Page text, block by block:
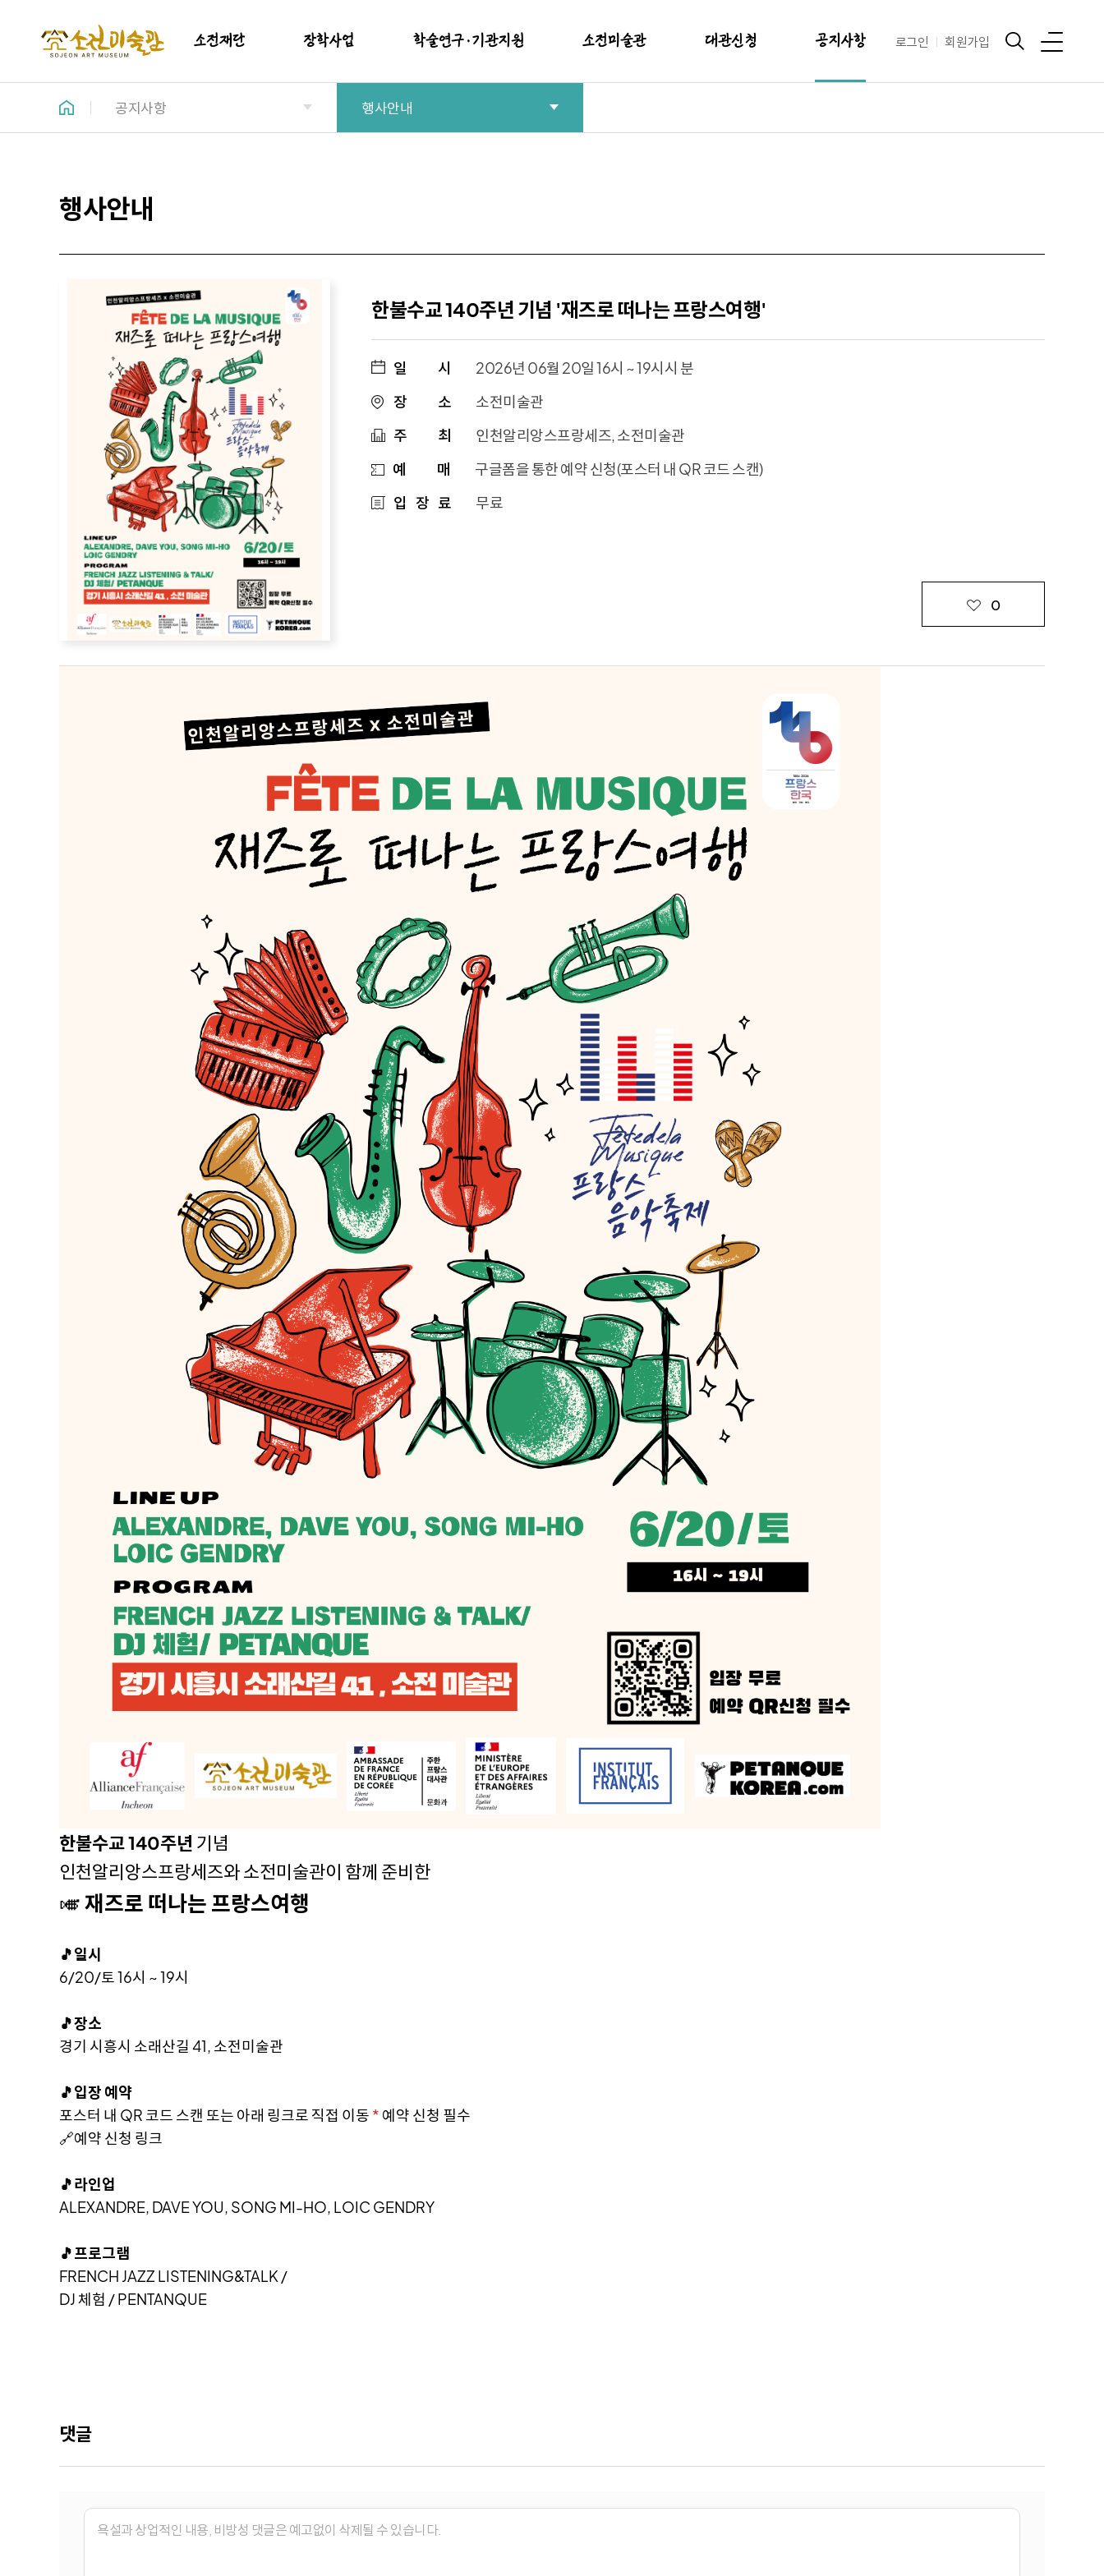
소전재단
기부금 모금액 활용실적
장학사업 학술연구·기관지원 소전미술관
소장품(실외)
대관신청 공지사항 로그인 회원가입
공지사항 행사안내
행사안내
한불수교 140주년 기념 '재즈로 떠나는 프랑스여행'
일 시
2026년 06월 20일 16시 ~ 19시시 분
장
소
소전미술관
주
최
인천알리앙스프랑세즈, 소전미술관
예
매
구글폼을 통한 예약 신청(포스터 내 QR 코드 스캔)
입
장 료 무료
0
한불수교 140주년 기념
인천알리앙스프랑세즈와 소전미술관이 함께 준비한
🎺재즈로 떠나는 프랑스여행
🎵일시
6/20/토 16시 ~ 19시
🎵장소
경기 시흥시 소래산길 41, 소전미술관
🎵입장 예약
포스터 내 QR 코드 스캔 또는 아래 링크로 직접 이동 * 예약 신청 필수
🔗예약 신청 링크
🎵라인업
ALEXANDRE, DAVE YOU, SONG MI-HO, LOIC GENDRY
🎵프로그램
FRENCH JAZZ LISTENING&TALK /
DJ 체험 / PENTANQUE